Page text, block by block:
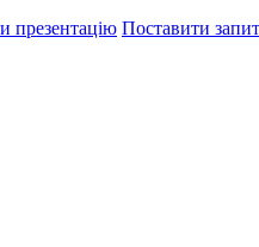
презентацію Поставити